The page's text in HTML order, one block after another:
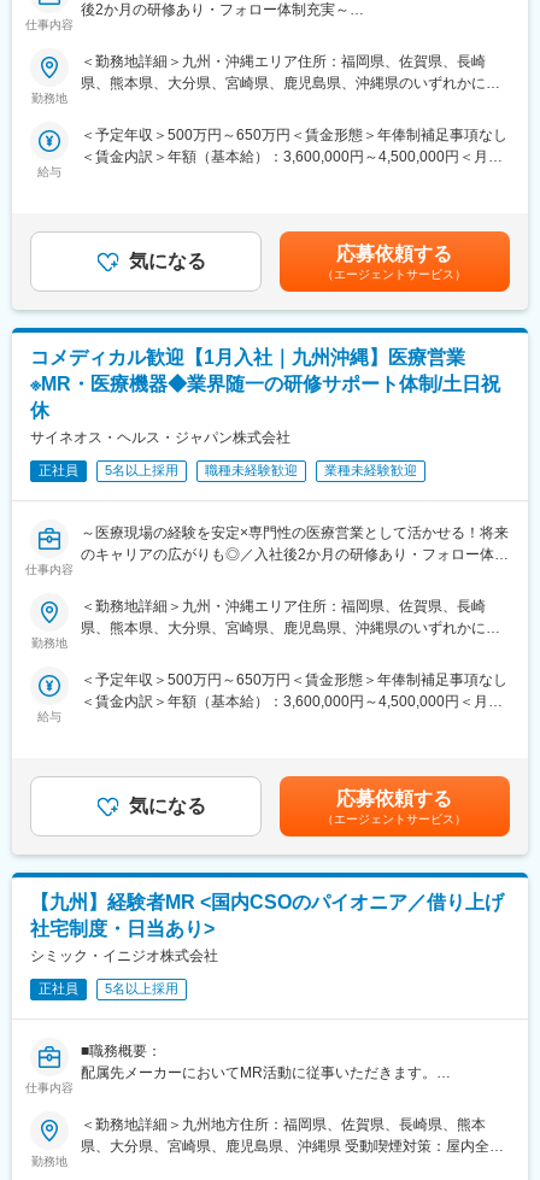
制は万全で、医療機器営業に必要な製品知識や業界の知識は入社
■ＭＩフォースの魅力：
ーがきめ細やかにフォローしますので、いつでも自信を持って営
業活動が行えます。
ができ、PMとして顧客や医師とレベルの高い関係を築くことも、
本社で事業企画や採用、社員の育成などに関わることも可能で
す。複数のプロジェクトを経験し、新たなキャリアに挑戦してい
くことを期待しています。
■勤務地：
（1）北海道：北海道
（2）東北：青森・秋田・岩手・山形・宮城・福島
（5）東海：愛知・岐阜・三重・静岡
（6）北陸：富山・石川・福井
（9）四国：香川・徳島・高知・愛媛
（10）九州：福岡・大分・宮崎・鹿児島・熊本・佐賀・長崎・沖
変更の範囲：会社の定める業務
仕事内容
後2か月の研修あり・フォロー体制充実～
大手企業で安定就業】
てキャリアをスタートできるポジションです。
当社は製薬・医療機器メーカーの営業業務を担う
2カ月の集中研修で業界の基礎から学べるため、医療業界が初めて
の方でも安心して挑戦できます。
営業職ならではの「提案スキル」だけでなく、専門知識を持って
医師などに提案するため、市場では需要が高まり、希少性も増し
ています。
・MRとは
行います。
※MRだけでなく、医療機器営業職としてアサインされる可能性も
ございます。
■ 丁寧な研修・支援体制
入社後は2カ月間の研修（オンライン・対面両方）があります。基
期社員と支えあいながら習得することが可能です。
※配属先は入社後に確定する予定です。
また、配属後も一人ひとりの知識とスキルアップのために様々な
■明確な評価制度／やりがいや努力がきちんと報われる報酬制度
■豊富なキャリアプランとサポート体制
志向性やその時の環境に応じて「特定の領域で専門性を高める」
「幅広い疾患をカバーできるオールラウンダーになる」「本社部
門（マネージャー、研修部門など）へのキャリアチェンジ」など
幅広いキャリアプランがあります。
また、弊社のマネージャーのほとんどは、MRからキャリアチェン
ジしたメンバーです。担当マネージャーが定期的に面談を行い、
分からないことやキャリアに関してサポートします。
勤務地
＜勤務地詳細＞九州・沖縄エリア住所：福岡県、佐賀県、長崎
県、熊本県、大分県、宮崎県、鹿児島県、沖縄県のいずれかに配
る事業所
給与
＜予定年収＞500万円～650万円＜賃金形態＞年俸制補足事項なし
＜賃金内訳＞年額（基本給）：3,600,000円～4,500,000円＜月額
動・四半期一時金：10万円（四半期に1回、10万円程度支給）※た
だし支給条件有。他、永続勤務報奨金（3年勤務5万円支給、5年
勤務10万円…）ございます。賃金はあくまでも目安の金額であ
り、選考を通じて上下する可能性があります。月給(月額)は固定手
当を含めた表記です。
気になる 応募依頼する
（エージェントサービス）
コメディカル歓迎【1月入社｜九州沖縄】医療営業
※MR・医療機器◆業界随一の研修サポート体制/土日祝
休
サイネオス・ヘルス・ジャパン株式会社
正社員 5名以上採用 職種未経験歓迎 業種未経験歓迎
仕事内容
～医療現場の経験を安定×専門性の医療営業として活かせる！将来
のキャリアの広がりも◎／入社後2か月の研修あり・フォロー体制
■ 仕事概要
未経験から、医療業界の専門職であるMR（医薬情報担当者）とし
当社は製薬・医療機器メーカーの営業業務を担う
「CSO（Contract Sales Organization）」で、多くの未経験者が
医師などに提案するため、市場では需要が高まり、希少性も増し
ています。
・MRとは
主に医師や薬剤師等へ、担当製品の情報提供を行います。担当施
設の患者様に応じた情報提供や、担当製品の処方後の情報収集を
行います。
※MRだけでなく、医療機器営業職としてアサインされる可能性も
ございます。
本的なビジネスマナーから、医療営業として必要な知識まで、同
期社員と支えあいながら習得することが可能です。
ェクトは製薬・医療機器メーカーのいずれかに配属します。
配属後も知識とスキルアップのために様々な研修をご用意してい
勤務地
＜勤務地詳細＞九州・沖縄エリア住所：福岡県、佐賀県、長崎
県、熊本県、大分県、宮崎県、鹿児島県、沖縄県のいずれかに配
る事業所
給与
＜予定年収＞500万円～650万円＜賃金形態＞年俸制補足事項なし
＜賃金内訳＞年額（基本給）：3,600,000円～4,500,000円＜月額
動・四半期一時金：10万円（四半期に1回、10万円程度支給）※た
だし支給条件有。他、永続勤務報奨金（3年勤務5万円支給、5年
勤務10万円…）ございます。賃金はあくまでも目安の金額であ
り、選考を通じて上下する可能性があります。月給(月額)は固定手
当を含めた表記です。
気になる 応募依頼する
（エージェントサービス）
【九州】経験者MR <国内CSOのパイオニア／借り上げ
社宅制度・日当あり>
シミック・イニジオ株式会社
正社員 5名以上採用
仕事内容
■職務概要：
配属先メーカーにおいてMR活動に従事いただきます。
■新薬プロジェクト95％超／常時60以上のプロジェクトが稼働
プロジェクトの数やバリエーションはキャリア形成に直結するた
勤務地
＜勤務地詳細＞九州地方住所：福岡県、佐賀県、長崎県、熊本
県、大分県、宮崎県、鹿児島県、沖縄県 受動喫煙対策：屋内全面